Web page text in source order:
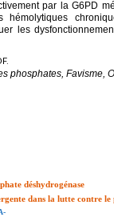
par la G6PD
hémolytiques
les
phosphates, Favisme,
déshydrogénase
dans la lutte contre le